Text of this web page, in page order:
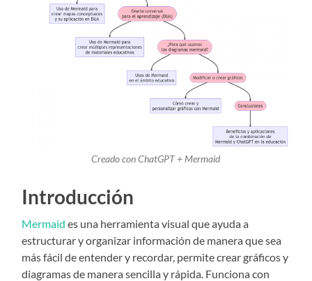
Creado con ChatGPT + Mermaid
Introducción
Mermaid es una herramienta visual que ayuda a
estructurar y organizar información de manera que sea
más fácil de entender y recordar, permite crear gráficos y
diagramas de manera sencilla y rápida. Funciona con